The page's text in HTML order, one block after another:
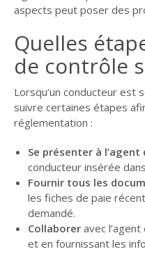
aspects peut poser des
Quelles
de contrôle
Lorsqu’un conducteur est
suivre certaines étapes
réglementation :
Se présenter à
conducteur insérée
Fournir tous les
les fiches de paie
demandé.
Collaboreravec
et en fournissant les